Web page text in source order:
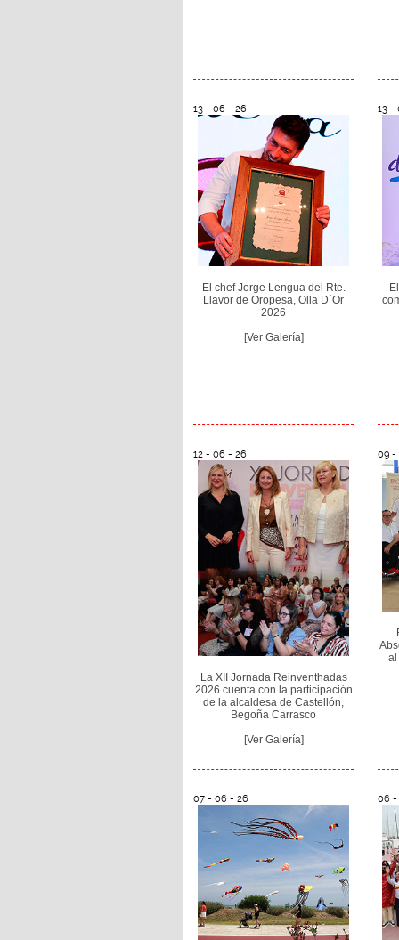
13 - 06 - 26
El chef Jorge Lengua del Rte.
Llavor de Oropesa, Olla D´Or
2026
[Ver Galería]
13 -
12 - 06 - 26
La XII Jornada Reinventhadas
2026 cuenta con la participación
de la alcaldesa de Castellón,
Begoña Carrasco
[Ver Galería]
09 -
al
07 - 06 - 26 06 -